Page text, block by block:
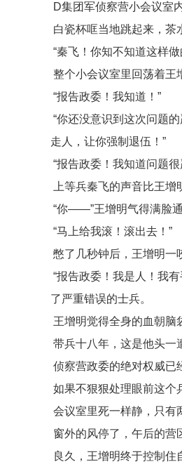
D集团军侦察营小会议室
白瓷杯哐当地跳起来，茶
“秦飞！你知不知道这样
整个小会议室里回荡着王
“报告政委！我知道！”
“你还没意识到这次问题
走人，让你强制退伍！”
“报告政委！我知道问题
上等兵秦飞的声音比王增
“你——”王增明气得满脸
“马上给我滚！滚出去！”
憋了几秒钟后，王增明一
“报告政委！我是人！我
了严重错误的士兵。
王增明觉得全身的血朝脑
带兵十八年，这是他头一
侦察营政委的绝对权威已
如果不狠狠处理眼前这个
会议室里死一样静，只有
窗外的风停了，午后的营
良久，王增明终于控制住